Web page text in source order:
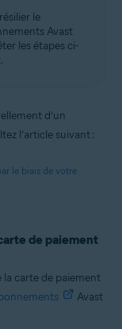
le
Avast
les étapes ci-
d’un
l’article suivant :
le biais de votre
de paiement
carte de paiement
Avast